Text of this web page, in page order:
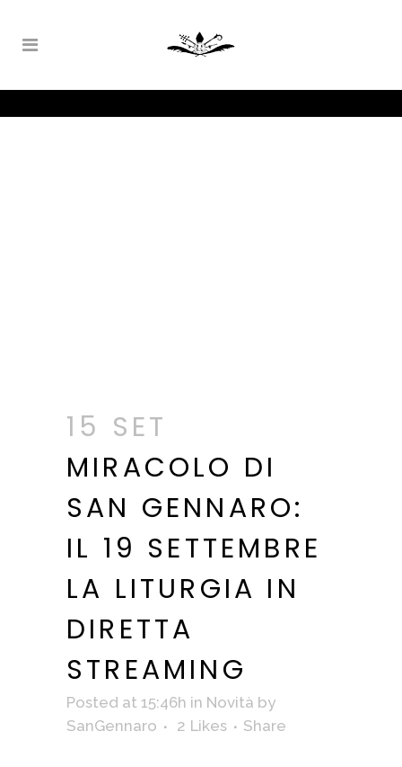
15 SET
MIRACOLO DI
SAN GENNARO:
IL 19 SETTEMBRE
LA LITURGIA IN
DIRETTA
STREAMING
Posted at 15:46h in Novità by
SanGennaro
2 Likes Share